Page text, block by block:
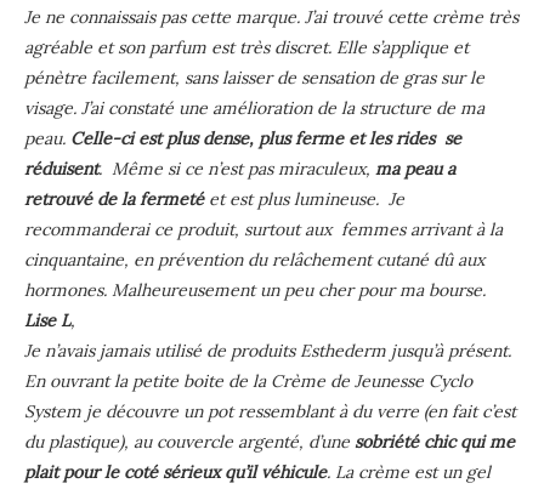
Je ne connaissais pas cette marque. J’ai trouvé cette crème très
agréable et son parfum est très discret. Elle s’applique et
pénètre facilement, sans laisser de sensation de gras sur le
visage. J’ai constaté une amélioration de la structure de ma
peau. Celle-ci est plus dense, plus ferme et les rides se
réduisent. Même si ce n’est pas miraculeux, ma peau a
retrouvé de la fermeté et est plus lumineuse. Je
recommanderai ce produit, surtout aux femmes arrivant à la
cinquantaine, en prévention du relâchement cutané dû aux
hormones. Malheureusement un peu cher pour ma bourse.
Lise L,
Je n’avais jamais utilisé de produits Esthederm jusqu’à présent.
En ouvrant la petite boite de la Crème de Jeunesse Cyclo
System je découvre un pot ressemblant à du verre (en fait c’est
du plastique), au couvercle argenté, d’une sobriété chic qui me
plait pour le coté sérieux qu’il véhicule. La crème est un gel